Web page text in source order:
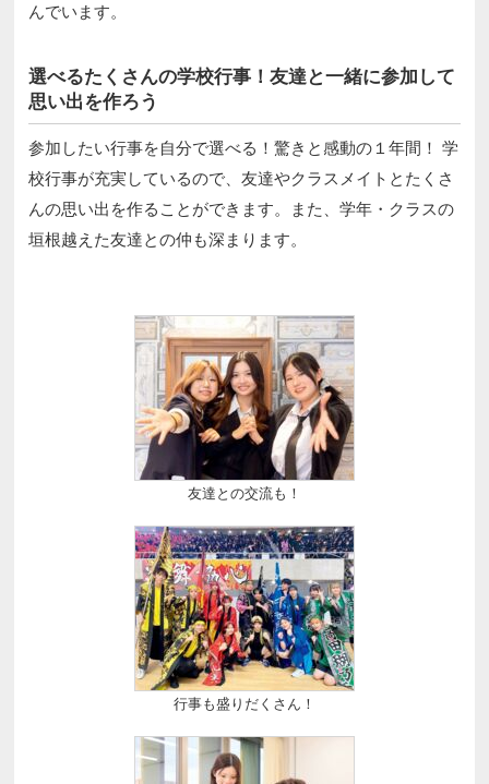
んでいます。
選べるたくさんの学校行事！友達と一緒に参加して
思い出を作ろう
参加したい行事を自分で選べる！驚きと感動の１年間！ 学
校行事が充実しているので、友達やクラスメイトとたくさ
んの思い出を作ることができます。また、学年・クラスの
垣根越えた友達との仲も深まります。
友達との交流も！
行事も盛りだくさん！